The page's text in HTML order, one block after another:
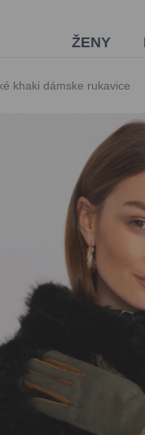
ŽENY
khaki dámske rukavice